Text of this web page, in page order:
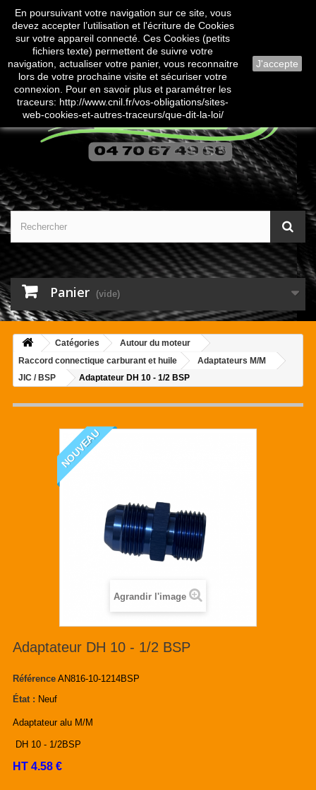
Contactez-nous
Panier (vide)
Catégories
Autour du moteur
Raccord connectique carburant et huile
Adaptateurs M/M
JIC / BSP
Adaptateur DH 10 - 1/2 BSP
NOUVEAU
Agrandir l'image
Adaptateur DH 10 - 1/2 BSP
Référence AN816-10-1214BSP
État : Neuf
Adaptateur alu M/M
DH 10 - 1/2BSP
HT 4.58 €
En poursuivant votre navigation sur ce site, vous
devez accepter l’utilisation et l'écriture de Cookies
sur votre appareil connecté. Ces Cookies (petits
fichiers texte) permettent de suivre votre
navigation, actualiser votre panier, vous reconnaitre
lors de votre prochaine visite et sécuriser votre
connexion. Pour en savoir plus et paramétrer les
traceurs: http://www.cnil.fr/vos-obligations/sites-
web-cookies-et-autres-traceurs/que-dit-la-loi/
J'accepte